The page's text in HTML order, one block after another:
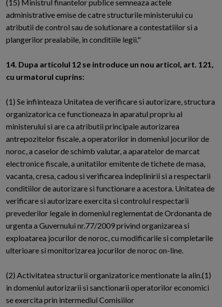
(15) Ministrul finantelor publice semneaza actele
administrative emise de catre structurile ministerului cu
atributii de control sau de solutionare a contestatiilor si a
plangerilor prealabile, in conditiile legii."
14. Dupa articolul 12 se introduce un nou articol, art. 121,
cu urmatorul cuprins:
(1) Se infiinteaza Unitatea de verificare si autorizare, structura
organizatorica ce functioneaza in aparatul propriu al
ministerului si are ca atributii principale autorizarea
antrepozitelor fiscale, a operatorilor in domeniul jocurilor de
noroc, a caselor de schimb valutar, a aparatelor de marcat
electronice fiscale, a unitatilor emitente de tichete de masa,
vacanta, cresa, cadou si verificarea indeplinirii si a respectarii
conditiilor de autorizare si functionare a acestora. Unitatea de
verificare si autorizare exercita si controlul respectarii
prevederilor legale in domeniul reglementat de Ordonanta de
urgenta a Guvernului nr.77/2009 privind organizarea si
exploatarea jocurilor de noroc, cu modificarile si completarile
ulterioare si monitorizarea jocurilor de noroc on-line.
(2) Activitatea structurii organizatorice mentionate la alin.(1)
in domeniul autorizarii si sanctionarii operatorilor economici
se exercita prin intermediul Comisiilor